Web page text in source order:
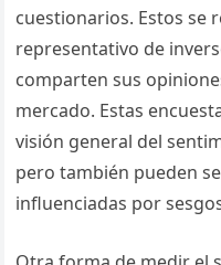
cuestionarios. Estos se
representativo de
comparten sus
mercado. Estas
visión general del
pero también pueden
influenciadas por